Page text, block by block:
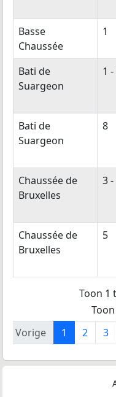
Basse
Chaussée
1
Bati de
Suargeon
1
Bati de
Suargeon
8
Chaussée de
Bruxelles
3 -
Chaussée de
Bruxelles
5
Toon 1
Toon
Vorige
1 2 3